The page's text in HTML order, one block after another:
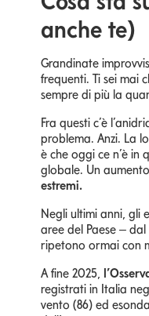
anche te)
Grandinate
frequenti. Ti sei mai
sempre di più la
Fra questi c’è
problema. Anzi. La
è che oggi ce n’è
globale. Un
estremi.
Negli ultimi anni, gli
aree del Paese –
ripetono ormai con
A fine 2025,
registrati in Italia
vento (86) ed